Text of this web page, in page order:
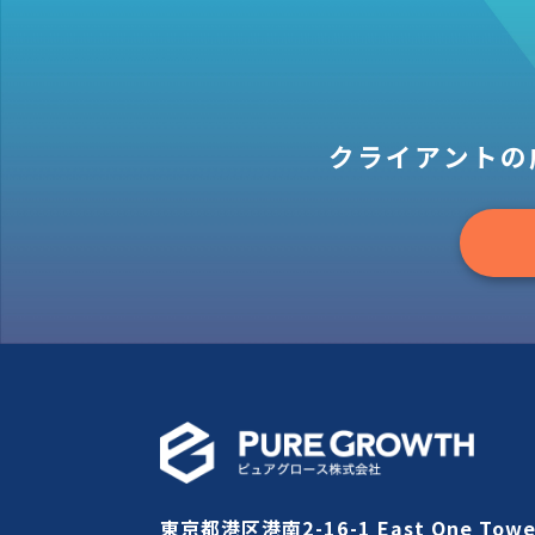
クライアント
東京都港区港南2-16-1 East One